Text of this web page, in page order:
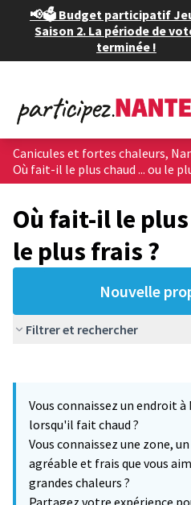
📢🗳️ Budget participatif
Saison 2. La période de
terminée !
Canicules et fortes chaleurs,
Où fait-il le plus chaud ... ou le
Où fait-il le
le plus frais ?
Nouvelle
Filtrer et rechercher
−
Vous connaissez un endroit
lorsqu'il fait chaud ?
Vous connaissez une zone,
agréable et frais que vous
grandes chaleurs ?
Partagez votre expérience